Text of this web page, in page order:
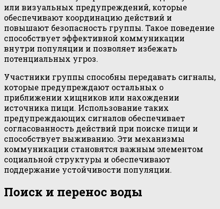
или визуальных предупреждений, которые
обеспечивают координацию действий и
повышают безопасность группы. Такое поведение
способствует эффективной коммуникации
внутри популяции и позволяет избежать
потенциальных угроз.
Участники группы способны передавать сигналы,
которые предупреждают остальных о
приближении хищников или нахождении
источника пищи. Использование таких
предупреждающих сигналов обеспечивает
согласованность действий при поиске пищи и
способствует выживанию. Эти механизмы
коммуникации становятся важным элементом
социальной структуры и обеспечивают
поддержание устойчивости популяции.
Поиск и перенос воды